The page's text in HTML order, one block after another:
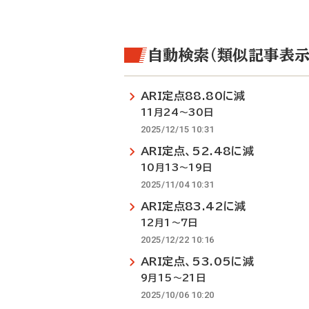
自動検索（類似記事表示
ARI定点88.80に減
11月24～30日
2025/12/15 10:31
ARI定点、52.48に減
10月13～19日
2025/11/04 10:31
ARI定点83.42に減
12月1～7日
2025/12/22 10:16
ARI定点、53.05に減
9月15～21日
2025/10/06 10:20